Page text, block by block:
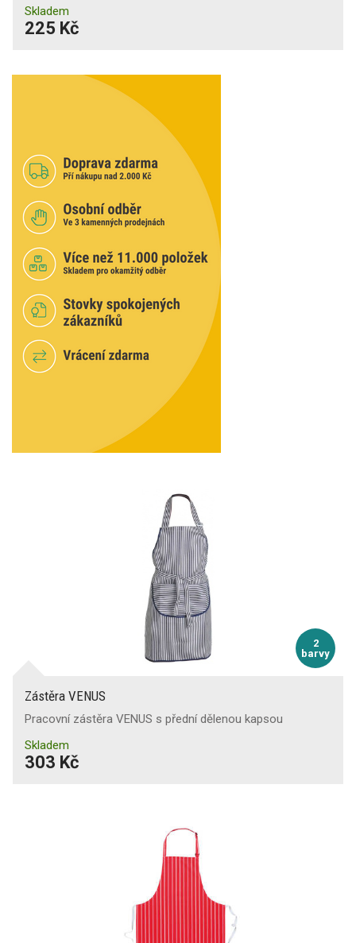
Skladem
225 Kč
2
barvy
Zástěra VENUS
Pracovní zástěra VENUS s přední dělenou kapsou
Skladem
303 Kč